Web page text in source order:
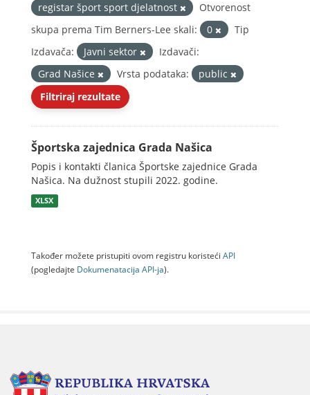
registar šport sport djelatnost
Otvorenost
skupa prema Tim Berners-Lee skali:
0
Tip
Izdavača:
Javni sektor
Izdavači:
Grad Našice
Vrsta podataka:
public
Filtriraj rezultate
Športska zajednica Grada Našica
Popis i kontakti članica Športske zajednice Grada
Našica. Na dužnost stupili 2022. godine.
XLSX
Također možete pristupiti ovom registru koristeći API
(pogledajte Dokumenаtаcijа API-jа).